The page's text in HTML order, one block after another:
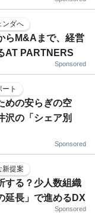
ンダへ
らM&Aまで、経営
AT PARTNERS
Sponsored
ト
めの安らぎの空
の「シェア別
Sponsored
新提案
する？少人数組織
延長」で進めるDX
Sponsored